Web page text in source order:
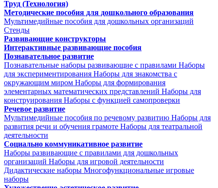
Труд (Технология)
Методические пособия для дошкольного образования
Мультимедийные пособия для дошкольных организаций
Стенды
Развивающие конструкторы
Интерактивные развивающие пособия
Познавательное развитие
Познавательные наборы развивающие с правилами Наборы
для экспериментирования Наборы для знакомства с
окружающим миром Наборы для формирования
элементарных математических представлений Наборы для
конструирования Наборы с функцией самопроверки
Речевое развитие
Мультимедийные пособия по речевому развитию Наборы для
развития речи и обучения грамоте Наборы для театральной
деятельности
Социально коммуникативное развитие
Наборы развивающие с правилами для дошкольных
организаций Наборы для игровой деятельности
Дидактические наборы Многофункциональные игровые
наборы